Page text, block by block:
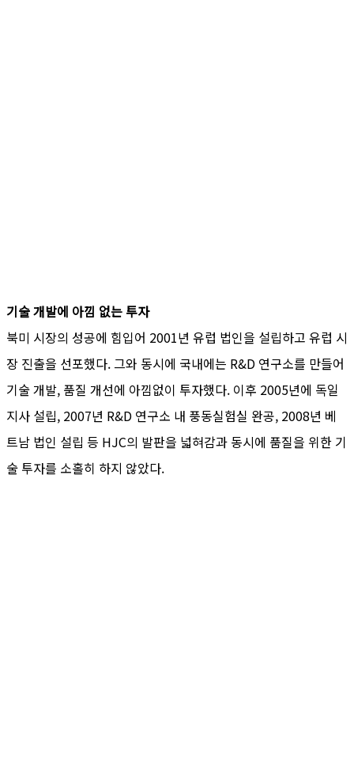
기술 개발에 아낌 없는 투자
북미 시장의 성공에 힘입어 2001년 유럽 법인을 설립하고 유럽 시
장 진출을 선포했다. 그와 동시에 국내에는 R&D 연구소를 만들어
기술 개발, 품질 개선에 아낌없이 투자했다. 이후 2005년에 독일
지사 설립, 2007년 R&D 연구소 내 풍동실험실 완공, 2008년 베
트남 법인 설립 등 HJC의 발판을 넓혀감과 동시에 품질을 위한 기
술 투자를 소홀히 하지 않았다.